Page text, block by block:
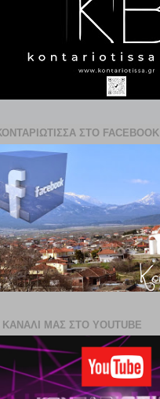
ΣΤΟ FACEBOOK
ΜΑΣ ΣΤΟ YOUTUBE